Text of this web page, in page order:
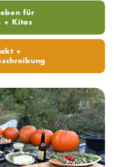
für
+ Kitas
+